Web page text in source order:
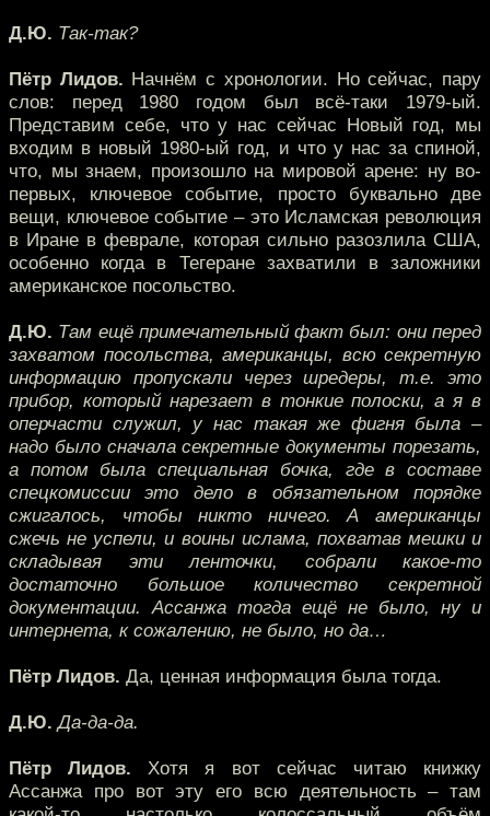
Д.Ю. Так-так?
Пётр Лидов. Начнём с хронологии. Но сейчас, пару
слов: перед 1980 годом был всё-таки 1979-ый.
Представим себе, что у нас сейчас Новый год, мы
входим в новый 1980-ый год, и что у нас за спиной,
что, мы знаем, произошло на мировой арене: ну во-
первых, ключевое событие, просто буквально две
вещи, ключевое событие – это Исламская революция
в Иране в феврале, которая сильно разозлила США,
особенно когда в Тегеране захватили в заложники
американское посольство.
Д.Ю. Там ещё примечательный факт был: они перед
захватом посольства, американцы, всю секретную
информацию пропускали через шредеры, т.е. это
прибор, который нарезает в тонкие полоски, а я в
оперчасти служил, у нас такая же фигня была –
надо было сначала секретные документы порезать,
а потом была специальная бочка, где в составе
спецкомиссии это дело в обязательном порядке
сжигалось, чтобы никто ничего. А американцы
сжечь не успели, и воины ислама, похватав мешки и
складывая эти ленточки, собрали какое-то
достаточно большое количество секретной
документации. Ассанжа тогда ещё не было, ну и
интернета, к сожалению, не было, но да…
Пётр Лидов. Да, ценная информация была тогда.
Д.Ю. Да-да-да.
Пётр Лидов. Хотя я вот сейчас читаю книжку
Ассанжа про вот эту его всю деятельность – там